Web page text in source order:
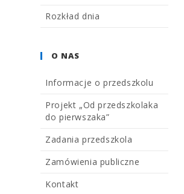
Rozkład dnia
O NAS
Informacje o przedszkolu
Projekt „Od przedszkolaka
do pierwszaka”
Zadania przedszkola
Zamówienia publiczne
Kontakt